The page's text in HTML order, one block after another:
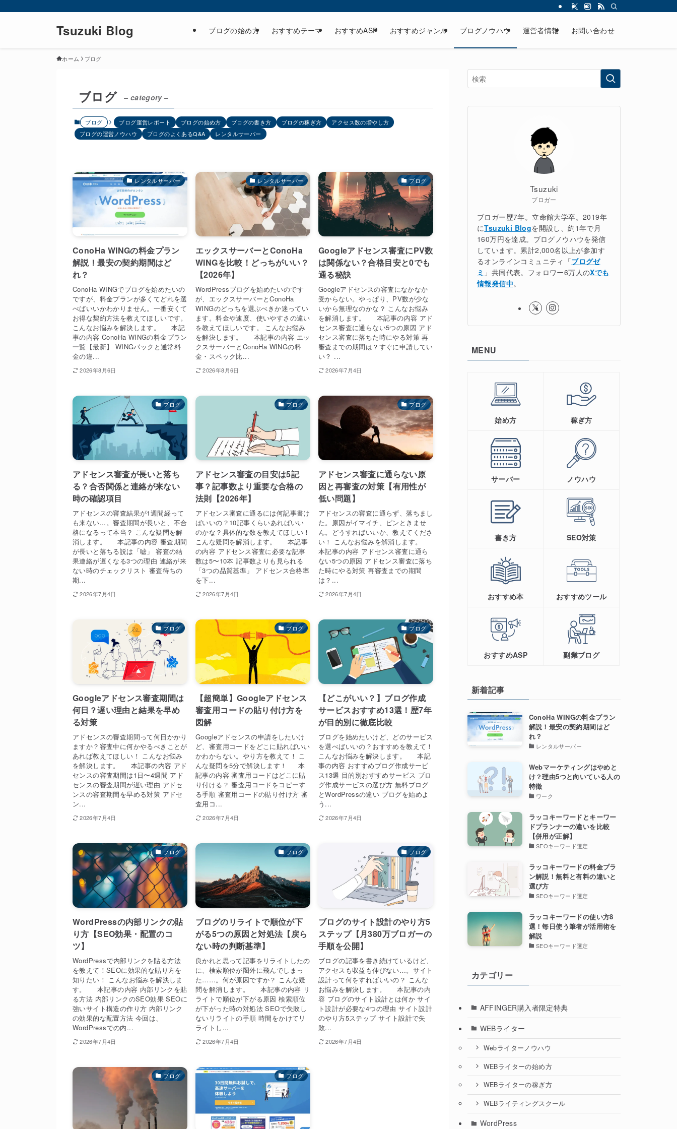
Tsuzuki Blog ブログの始め方 おすすめテーマ おすすめASP おすすめジャンル ブログノウハウ 運営者情報 お問い合わせ
ホーム ブログ
ブログ – category –
ブログ ブログ運営レポート ブログの始め方 ブログの書き方 ブログの稼ぎ方
アクセス数の増やし方
ブログの運営ノウハウ
ブログのよくあるQ&A レンタルサーバー
レンタルサーバー
ConoHa WINGの料金プラン
解説！最安の契約期間はど
れ？
ConoHa WINGでブログを始めたいの
ですが、料金プランが多くてどれを選
べばいいかわかりません。一番安くて
お得な契約方法を教えてほしいです。
こんなお悩みを解決します。 本記
事の内容 ConoHa WINGの料金プラン
一覧【最新】 WINGパックと通常料
金の違...
2026年8月6日
レンタルサーバー
エックスサーバーとConoHa
WINGを比較！どっちがいい？
【2026年】
WordPressブログを始めたいのです
が、エックスサーバーとConoHa
WINGのどっちを選ぶべきか迷ってい
ます。料金や速度、使いやすさの違い
を教えてほしいです。 こんなお悩み
を解決します。 本記事の内容 エッ
クスサーバーとConoHa WINGの料
金・スペック比...
2026年8月6日
ブログ
Googleアドセンス審査にPV数
は関係ない？合格目安と0でも
通る秘訣
Googleアドセンスの審査になかなか
受からない。やっぱり、PV数が少な
いから無理なのかな？ こんなお悩み
を解消します。 本記事の内容 アド
センス審査に通らない5つの原因 アド
センス審査に落ちた時にやる対策 再
審査までの期間は？すぐに申請してい
い？ ...
2026年7月4日
ブログ
アドセンス審査が長いと落ち
る？合否関係と連絡が来ない
時の確認項目
アドセンスの審査結果が1週間経って
も来ない...。審査期間が長いと、不合
格になるって本当？ こんな疑問を解
消します。 本記事の内容 審査期間
が長いと落ちる説は「嘘」 審査の結
果連絡が遅くなる3つの理由 連絡が来
ない時のチェックリスト 審査待ちの
期...
2026年7月4日
ブログ
アドセンス審査の目安は5記
事？記事数より重要な合格の
法則【2026年】
アドセンス審査に通るには何記事書け
ばいいの？10記事くらいあればいい
のかな？具体的な数を教えてほしい！
こんな疑問を解消します。 本記事
の内容 アドセンス審査に必要な記事
数は5〜10本 記事数よりも見られる
「3つの品質基準」 アドセンス合格率
を下...
2026年7月4日
ブログ
アドセンス審査に通らない原
因と再審査の対策【有用性が
低い問題】
アドセンスの審査に通らず、落ちまし
た。原因がイマイチ、ピンときませ
ん。どうすればいいか、教えてくださ
い！ こんなお悩みを解消します。
本記事の内容 アドセンス審査に通ら
ない5つの原因 アドセンス審査に落ち
た時にやる対策 再審査までの期間
は？...
2026年7月4日
ブログ
Googleアドセンス審査期間は
何日？遅い理由と結果を早め
る対策
アドセンスの審査期間って何日かかり
ますか？審査中に何かやるべきことが
あれば教えてほしい！ こんなお悩み
を解決します。 本記事の内容 アド
センスの審査期間は1日〜4週間 アド
センスの審査期間が遅い理由 アドセ
ンスの審査期間を早める対策 アドセ
ン...
2026年7月4日
ブログ
【超簡単】Googleアドセンス
審査用コードの貼り付け方を
図解
Googleアドセンスの申請をしたいけ
ど、審査用コードをどこに貼ればいい
かわからない。やり方を教えて！ こ
んな疑問を5分で解決します！ 本
記事の内容 審査用コードはどこに貼
り付ける？ 審査用コードをコピーす
る手順 審査用コードの貼り付け方 審
査用コ...
2026年7月4日
ブログ
【どこがいい？】ブログ作成
サービスおすすめ13選！歴7年
が目的別に徹底比較
ブログを始めたいけど、どのサービス
を選べばいいの？おすすめを教えて！
こんなお悩みを解決します。 本記
事の内容 おすすめブログ作成サービ
ス13選 目的別おすすめサービス ブロ
グ作成サービスの選び方 無料ブログ
とWordPressの違い ブログを始めよ
う...
2026年7月4日
ブログ
WordPressの内部リンクの貼
り方【SEO効果・配置のコ
ツ】
WordPressで内部リンクを貼る方法
を教えて！SEOに効果的な貼り方を
知りたい！ こんなお悩みを解決しま
す。 本記事の内容 内部リンクを貼
る方法 内部リンクのSEO効果 SEOに
強いサイト構造の作り方 内部リンク
の効果的な配置方法 今回は、
WordPressでの内...
2026年7月4日
ブログ
ブログのリライトで順位が下
がる5つの原因と対処法【戻ら
ない時の判断基準】
良かれと思って記事をリライトしたの
に、検索順位が圏外に飛んでしまっ
た……。何が原因ですか？ こんな疑
問を解消します。 本記事の内容 リ
ライトで順位が下がる原因 検索順位
が下がった時の対処法 SEOで失敗し
ないリライトの手順 時間をかけてリ
ライトし...
2026年7月4日
ブログ
ブログのサイト設計のやり方5
ステップ【月380万ブロガーの
手順を公開】
ブログの記事を書き続けているけど、
アクセスも収益も伸びない…。サイト
設計って何をすればいいの？ こんな
お悩みを解決します。 本記事の内
容 ブログのサイト設計とは何か サイ
ト設計が必要な4つの理由 サイト設計
のやり方5ステップ サイト設計で失
敗...
2026年7月4日
ブログ ブログ
Tsuzuki
ブロガー
ブロガー歴7年。立命館大学卒。2019年
にTsuzuki Blogを開設し、約1年で月
160万円を達成。ブログノウハウを発信
しています。累計2,000名以上が参加す
るオンラインコミュニティ「ブログゼ
ミ 」共同代表。フォロワー6万人のXでも
情報発信中。
MENU
始め方 稼ぎ方
サーバー ノウハウ
書き方 SEO対策
おすすめ本 おすすめツール
おすすめASP 副業ブログ
新着記事
ConoHa WINGの料金プラン
解説！最安の契約期間はど
れ？
レンタルサーバー
Webマーケティングはやめと
け？理由5つと向いている人の
特徴
ワーク
ラッコキーワードとキーワー
ドプランナーの違いを比較
【併用が正解】
SEOキーワード選定
ラッコキーワードの料金プラ
ン解説！無料と有料の違いと
選び方
SEOキーワード選定
ラッコキーワードの使い方8
選！毎日使う筆者が活用術を
解説
SEOキーワード選定
カテゴリー
AFFINGER購入者限定特典
WEBライター
Webライターノウハウ
WEBライターの始め方
WEBライターの稼ぎ方
WEBライティングスクール
WordPress